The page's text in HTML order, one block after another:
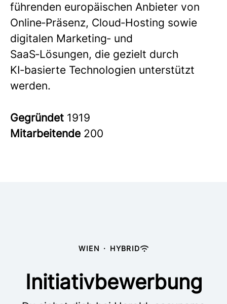
führenden europäischen Anbieter von
Online‑Präsenz, Cloud‑Hosting sowie
digitalen Marketing‑ und
SaaS‑Lösungen, die gezielt durch
KI‑basierte Technologien unterstützt
werden.
Gegründet 1919
Mitarbeitende 200
WIEN · HYBRID
Initiativbewerbung